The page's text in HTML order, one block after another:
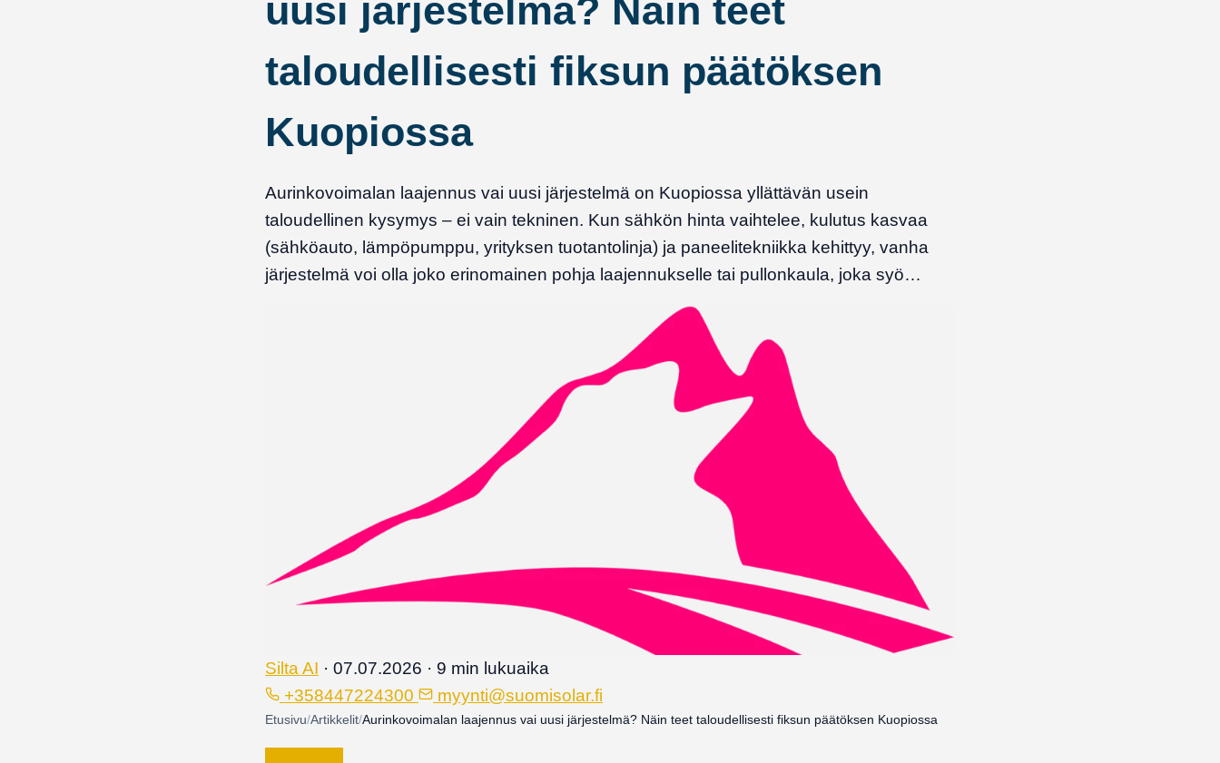
uusi järjestelmä? Näin teet
taloudellisesti fiksun päätöksen
Kuopiossa
Aurinkovoimalan laajennus vai uusi järjestelmä on Kuopiossa yllättävän usein
taloudellinen kysymys – ei vain tekninen. Kun sähkön hinta vaihtelee, kulutus kasvaa
(sähköauto, lämpöpumppu, yrityksen tuotantolinja) ja paneelitekniikka kehittyy, vanha
järjestelmä voi olla joko erinomainen pohja laajennukselle tai pullonkaula, joka syö…
Silta AI · 07.07.2026 · 9 min lukuaika
+358447224300
myynti@suomisolar.fi
Etusivu/Artikkelit/Aurinkovoimalan laajennus vai uusi järjestelmä? Näin teet taloudellisesti fiksun päätöksen Kuopiossa